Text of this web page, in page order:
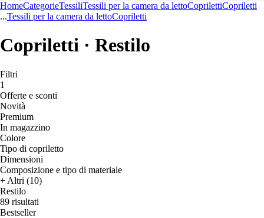
HomeCategorieTessiliTessili per la camera da lettoCoprilettiCopriletti
...Tessili per la camera da lettoCopriletti
Copriletti · Restilo
Filtri
1
Offerte e sconti
Novità
Premium
In magazzino
Colore
Tipo di copriletto
Dimensioni
Composizione e tipo di materiale
+ Altri (10)
Restilo
89 risultati
Bestseller